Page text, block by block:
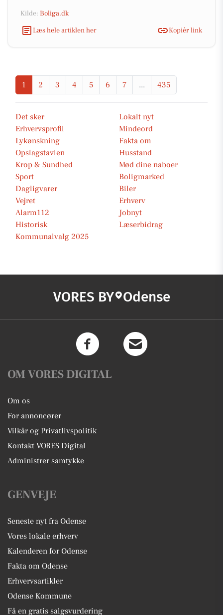
Kilde: Boliga.dk
Læs hele artiklen her
Kopiér link
1 2 3 4 5 6 7 ... 435
Det sker
Lokalt nyt
Erhvervsprofil
Mindeord
Lykønskning
Fakta om
Opslagstavlen
Husstand
Krop & Sundhed
Mød dine naboer
Sport
Boligmarked
Dagligvarer
Biler
Vejret
Erhverv
Alarm112
Jobnyt
Historisk
Læserbidrag
Kommunalvalg 2025
VORES BY Odense
OM VORES DIGITAL
Om os
For annoncører
Vilkår og Privatlivspolitik
Kontakt VORES Digital
Administrer samtykke
GENVEJE
Seneste nyt fra Odense
Vores lokale erhverv
Kalenderen for Odense
Fakta om Odense
Erhvervsartikler
Odense Kommune
Få en gratis salgsvurdering